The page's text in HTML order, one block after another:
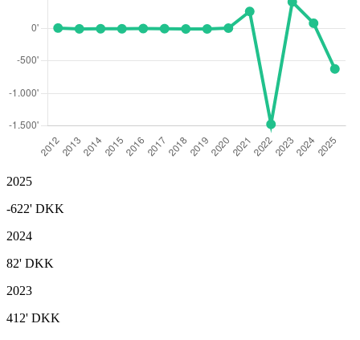
2025
-622' DKK
2024
82' DKK
2023
412' DKK